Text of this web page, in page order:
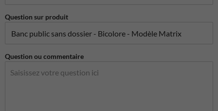
Question sur produit
Question ou commentaire